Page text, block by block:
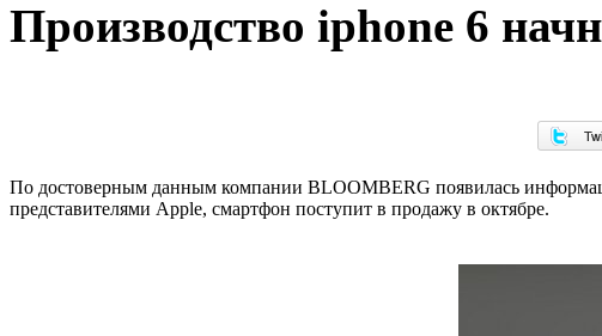
Производство iphone 6
По достоверным данным компании BLOOMBERG появилась
представителями Apple, смартфон поступит в продажу в октябре.